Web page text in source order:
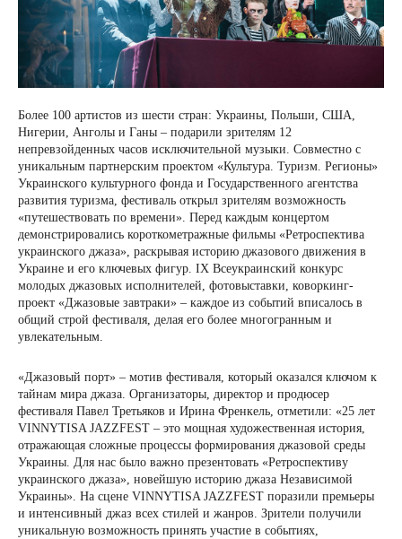
Более 100 артистов из шести стран: Украины, Польши, США,
Нигерии, Анголы и Ганы – подарили зрителям 12
непревзойденных часов исключительной музыки. Совместно с
уникальным партнерским проектом «Культура. Туризм. Регионы»
Украинского культурного фонда и Государственного агентства
развития туризма, фестиваль открыл зрителям возможность
«путешествовать по времени». Перед каждым концертом
демонстрировались короткометражные фильмы «Ретроспектива
украинского джаза», раскрывая историю джазового движения в
Украине и его ключевых фигур. IX Всеукраинский конкурс
молодых джазовых исполнителей, фотовыставки, коворкинг-
проект «Джазовые завтраки» – каждое из событий вписалось в
общий строй фестиваля, делая его более многогранным и
увлекательным.
«Джазовый порт» – мотив фестиваля, который оказался ключом к
тайнам мира джаза. Организаторы, директор и продюсер
фестиваля Павел Третьяков и Ирина Френкель, отметили: «25 лет
VINNYTISA JAZZFEST – это мощная художественная история,
отражающая сложные процессы формирования джазовой среды
Украины. Для нас было важно презентовать «Ретроспективу
украинского джаза», новейшую историю джаза Независимой
Украины». На сцене VINNYTISA JAZZFEST поразили премьеры
и интенсивный джаз всех стилей и жанров. Зрители получили
уникальную возможность принять участие в событиях,